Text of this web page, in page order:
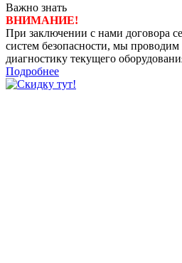
Важно знать
ВНИМАНИЕ!
При заключении с нами договора
систем безопасности, мы проводим
диагностику текущего
Подробнее